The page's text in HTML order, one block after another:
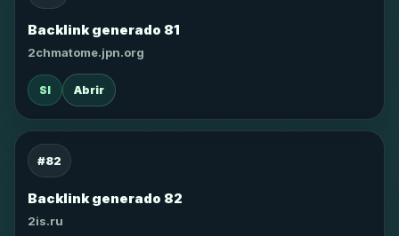
Backlink generado 81
2chmatome.jpn.org
SI Abrir
#82
Backlink generado 82
2is.ru